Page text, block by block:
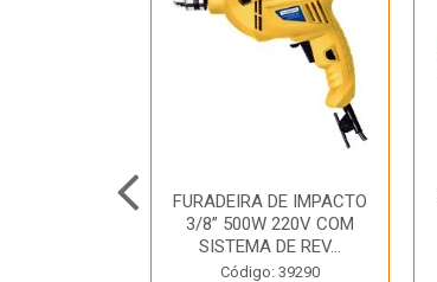
FURADEIRA DE IMPACTO
3/8” 500W 220V COM
SISTEMA DE REV...
Código: 39290